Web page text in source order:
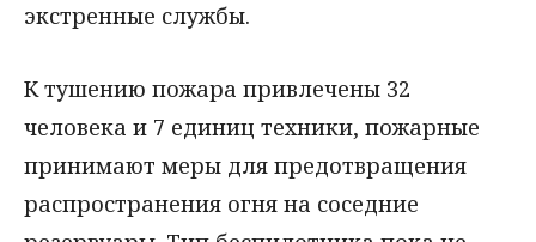
экстренные службы.
К тушению пожара привлечены 32
человека и 7 единиц техники, пожарные
принимают меры для предотвращения
распространения огня на соседние